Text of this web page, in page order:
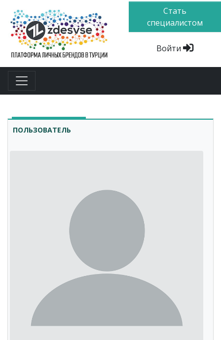
Стать
специалистом
Войти
ПОЛЬЗОВАТЕЛЬ